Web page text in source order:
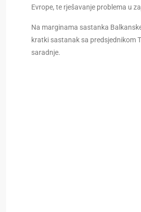
Evrope, te rješavanje problema u
Na marginama sastanka
kratki sastanak sa predsjednikom
saradnje.